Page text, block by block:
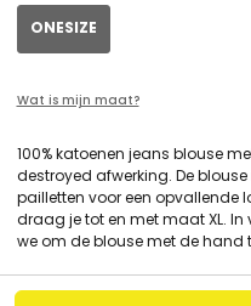
ONESIZE
Wat is mijn maat?
100% katoenen jeans blouse
destroyed afwerking. De
pailletten voor een opvallende
draag je tot en met maat XL.
we om de blouse met de hand